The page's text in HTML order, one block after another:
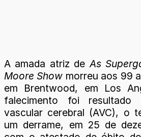
A amada atriz deAs
Moore Show morreu aos 99
em Brentwood, em Los
falecimento foi
vascular cerebral (AVC), o
um derrame, em 25 de